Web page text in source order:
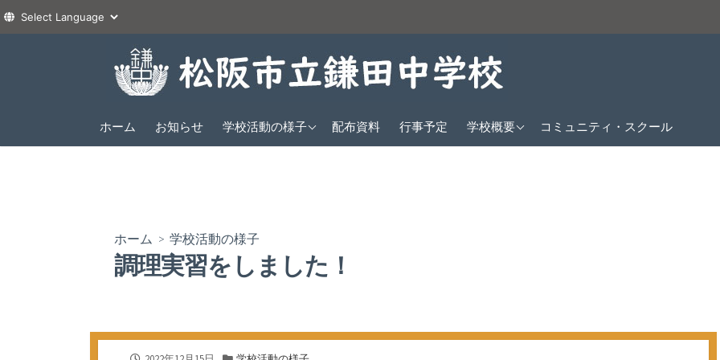
へ
ホーム お知らせ 学校活動の様子
2026年度
1年
3年
配布資料 行事予定 学校概要
教育方針
コミュニティ・スクール
ホーム > 学校活動の様子
調理実習をしました！
公
カ